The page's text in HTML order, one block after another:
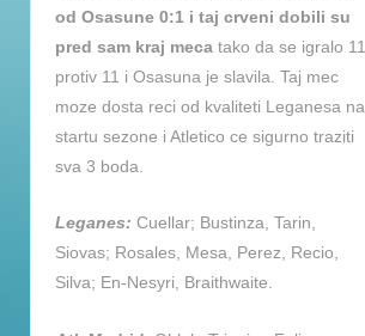
od Osasune 0:1 i taj crveni dobili su
pred sam kraj meca tako da se igralo 11
protiv 11 i Osasuna je slavila. Taj mec
moze dosta reci od kvaliteti Leganesa na
startu sezone i Atletico ce sigurno traziti
sva 3 boda.
Leganes: Cuellar; Bustinza, Tarin,
Siovas; Rosales, Mesa, Perez, Recio,
Silva; En-Nesyri, Braithwaite.